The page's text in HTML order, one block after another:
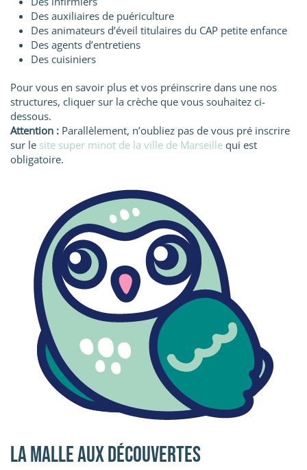
Des auxiliaires de puériculture
Des animateurs d’éveil titulaires du CAP petite enfance
Des agents d’entretiens
Des cuisiniers
Pour vous en savoir plus et vos préinscrire dans une nos
structures, cliquer sur la crèche que vous souhaitez ci-
dessous.
Attention : Parallèlement, n’oubliez pas de vous pré inscrire
sur le site super minot de la ville de Marseille qui est
obligatoire.
La Malle aux découvertes